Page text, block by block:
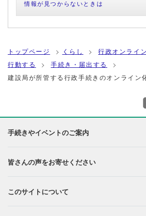
情報が見つからないときは
トップページ くらし
行政オンライ
行動する
手続き・届出する
建設局が所管する行政手続きのオンライン
手続きやイベントのご案内
皆さんの声をお寄せください
このサイトについて